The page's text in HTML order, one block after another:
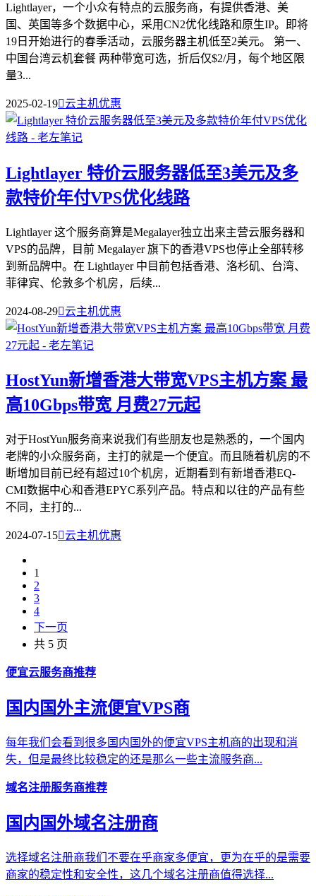
Lightlayer，一个小众有特点的云服务商，有提供香港、美
国、英国等多个数据中心，采用CN2优化线路和原生IP。即将
19日开始进行的春季活动，云服务器主机低至2美元。 第一、
中国台湾云机套餐 两种带宽可选，折后仅$2/月，每个地区限
量3...
2025-02-19云主机优惠
Lightlayer 特价云服务器低至3美元及多
款特价年付VPS优化线路
Lightlayer 这个服务商算是Megalayer独立出来主营云服务器和
VPS的品牌，目前 Megalayer 旗下的香港VPS也停止全部转移
到新品牌中。在 Lightlayer 中目前包括香港、洛杉矶、台湾、
菲律宾、伦敦多个机房，后续...
2024-08-29云主机优惠
HostYun新增香港大带宽VPS主机方案 最
高10Gbps带宽 月费27元起
对于HostYun服务商来说我们有些朋友也是熟悉的，一个国内
老牌的小众服务商，主打的就是一个便宜。而且随着机房的不
断增加目前已经有超过10个机房，近期看到有新增香港EQ-
CMI数据中心和香港EPYC系列产品。特点和以往的产品有些
不同，主打的...
2024-07-15云主机优惠
1
2
3
4
下一页
共 5 页
便宜云服务商推荐
国内国外主流便宜VPS商
每年我们会看到很多国内国外的便宜VPS主机商的出现和消
失，但是最终比较稳定的还是那么一些主流服务商...
域名注册服务商推荐
国内国外域名注册商
选择域名注册商我们不要在乎商家多便宜，更为在乎的是需要
商家的稳定性和安全性，这几个域名注册商值得选择...